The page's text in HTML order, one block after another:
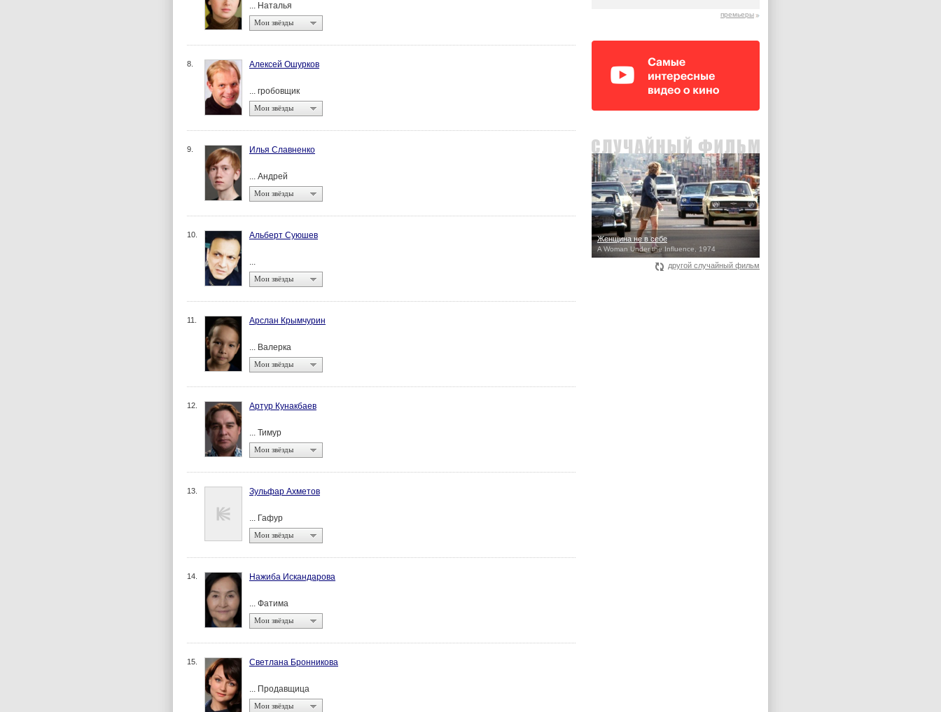
... Наталья
Мои звёзды
8. Алексей Ошурков
... гробовщик
Мои звёзды
9. Илья Славненко
... Андрей
Мои звёзды
10. Альберт Суюшев
...
Мои звёзды
11. Арслан Крымчурин
... Валерка
Мои звёзды
12. Артур Кунакбаев
... Тимур
Мои звёзды
13. Зульфар Ахметов
... Гафур
Мои звёзды
14. Нажиба Искандарова
... Фатима
Мои звёзды
15. Светлана Бронникова
... Продавщица
Мои звёзды
премьеры
Женщина не в себе
A Woman Under the Influence, 1974
другой случайный фильм